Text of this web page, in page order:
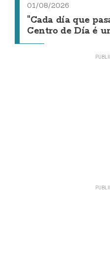
01/08/2026
"Cada día que
Centro de Día é